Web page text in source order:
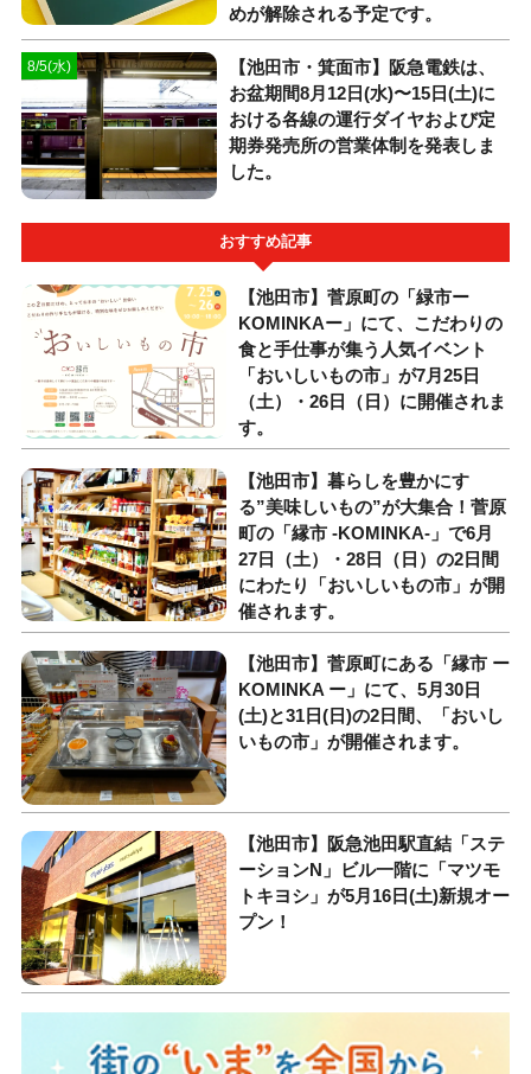
めが解除される予定です。
8/5(水)
【池田市・箕面市】阪急電鉄は、
お盆期間8月12日(水)〜15日(土)に
おける各線の運行ダイヤおよび定
期券発売所の営業体制を発表しま
した。
おすすめ記事
【池田市】菅原町の「緑市ー
KOMINKAー」にて、こだわりの
食と手仕事が集う人気イベント
「おいしいもの市」が7月25日
（土）・26日（日）に開催されま
す。
【池田市】暮らしを豊かにす
る”美味しいもの”が大集合！菅原
町の「縁市 -KOMINKA-」で6月
27日（土）・28日（日）の2日間
にわたり「おいしいもの市」が開
催されます。
【池田市】菅原町にある「縁市 ー
KOMINKA ー」にて、5月30日
(土)と31日(日)の2日間、「おいし
いもの市」が開催されます。
【池田市】阪急池田駅直結「ステ
ーションN」ビル一階に「マツモ
トキヨシ」が5月16日(土)新規オー
プン！